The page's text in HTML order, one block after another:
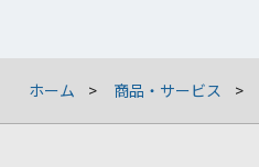
ホーム 商品・サービス